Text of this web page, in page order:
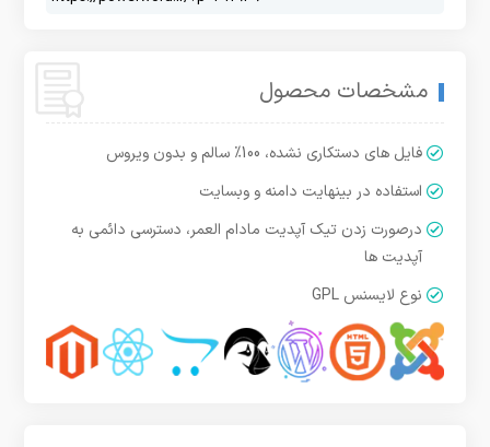
مشخصات محصول
فایل های دستکاری نشده، 100% سالم و بدون ویروس
استفاده در بینهایت دامنه و وبسایت
درصورت زدن تیک آپدیت مادام العمر، دسترسی دائمی به
آپدیت ها
نوع لایسنس GPL